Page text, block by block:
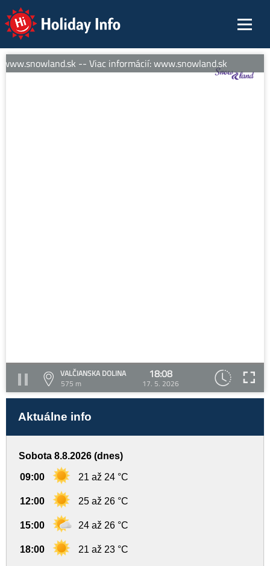
Holiday Info
-- Viac informácií: www.snowland.sk
VALČIANSKA DOLINA
575 m
18:08
17. 5. 2026
Aktuálne info
Sobota 8.8.2026 (dnes)
09:00 21 až 24 °C
12:00 25 až 26 °C
15:00 24 až 26 °C
18:00 21 až 23 °C